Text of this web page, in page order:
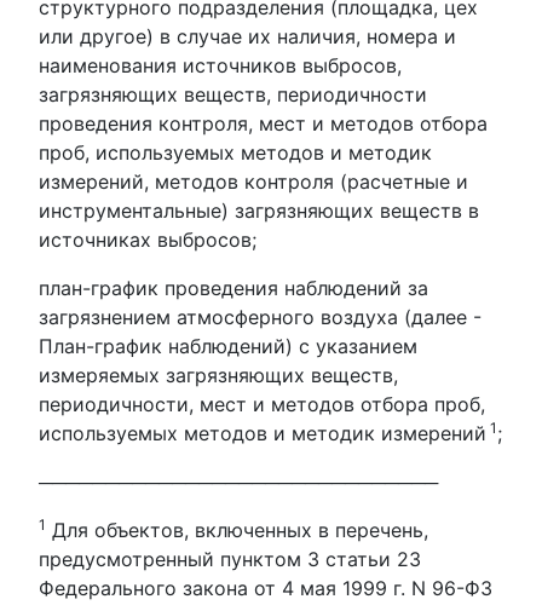
структурного подразделения (площадка, цех
или другое) в случае их наличия, номера и
наименования источников выбросов,
загрязняющих веществ, периодичности
проведения контроля, мест и методов отбора
проб, используемых методов и методик
измерений, методов контроля (расчетные и
инструментальные) загрязняющих веществ в
источниках выбросов;
план-график проведения наблюдений за
загрязнением атмосферного воздуха (далее -
План-график наблюдений) с указанием
измеряемых загрязняющих веществ,
периодичности, мест и методов отбора проб,
используемых методов и методик измерений 1 ;
──────────────────────────────
1 Для объектов, включенных в перечень,
предусмотренный пунктом 3 статьи 23
Федерального закона от 4 мая 1999 г. N 96-ФЗ